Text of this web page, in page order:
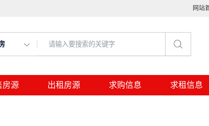
网站
房源 出租房源 求购信息 求租信息